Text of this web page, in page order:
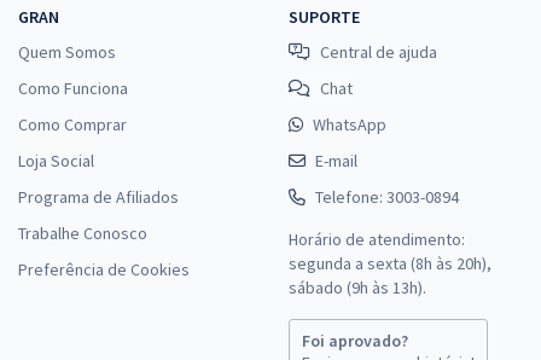
GRAN
Quem Somos
Como Funciona
Como Comprar
Loja Social
Programa de Afiliados
Trabalhe Conosco
Preferência de Cookies
SUPORTE
Central de ajuda
Chat
WhatsApp
E-mail
Telefone: 3003-0894
Horário de atendimento:
segunda a sexta (8h às 20h),
sábado (9h às 13h).
Foi aprovado?